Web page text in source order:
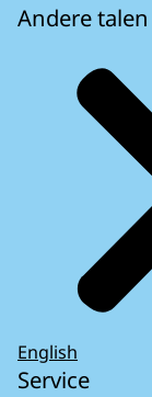
Andere talen
English
Service